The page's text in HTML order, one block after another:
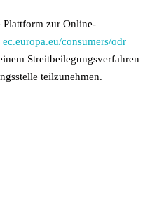
zur Online-
ec.europa.eu/consumers/odr
Streitbeilegungsverfahren
teilzunehmen.